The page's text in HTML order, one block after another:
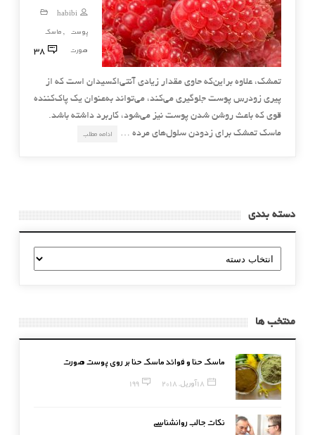
habibi
پوست
, ماسک
صورت
38
تمشک، علاوه براین‌که حاوی مقدار زیادی آنتی‌اکسیدان است که از
پیری زودرس پوست جلوگیری می‌کند، می‌تواند به‌عنوان یک پاک‌کننده
قوی که باعث روشن شدن پوست نیز می‌شود، کاربرد داشته باشد.
ماسک تمشک برای زدودن سلول‌های مرده …
ادامه مطلب
دسته بندی
دسته
بندی
منتخب ها
ماسک حنا و فوائد ماسک حنا بر روی پوست صورت
18 آوریل, 2018 199
نکات جالب روانشناسی